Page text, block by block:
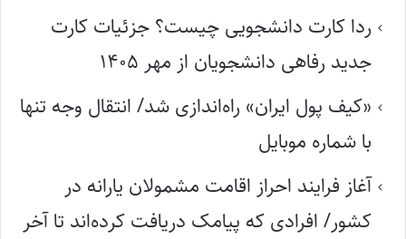
ردا کارت دانشجویی چیست؟ جزئیات کارت
جدید رفاهی دانشجویان از مهر ۱۴۰۵
«کیف پول ایران» راه‌اندازی شد/ انتقال وجه تنها
با شماره موبایل
آغاز فرایند احراز اقامت مشمولان یارانه در
کشور/ افرادی که پیامک دریافت کرده‌اند تا آخر